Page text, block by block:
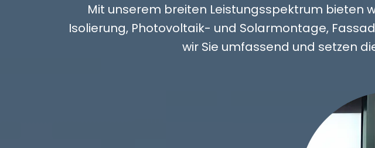
Mit unserem breiten Leistungsspektrum bieten
Isolierung, Photovoltaik- und Solarmontage,
wir Sie umfassend und setzen